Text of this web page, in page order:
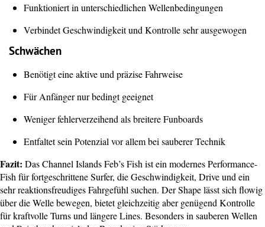
Funktioniert in unterschiedlichen Wellenbedingungen
Verbindet Geschwindigkeit und Kontrolle sehr ausgewogen
Schwächen
Benötigt eine aktive und präzise Fahrweise
Für Anfänger nur bedingt geeignet
Weniger fehlerverzeihend als breitere Funboards
Entfaltet sein Potenzial vor allem bei sauberer Technik
Fazit: Das Channel Islands Feb’s Fish ist ein modernes Performance-
Fish für fortgeschrittene Surfer, die Geschwindigkeit, Drive und ein
sehr reaktionsfreudiges Fahrgefühl suchen. Der Shape lässt sich flowig
über die Welle bewegen, bietet gleichzeitig aber genügend Kontrolle
für kraftvolle Turns und längere Lines. Besonders in sauberen Wellen